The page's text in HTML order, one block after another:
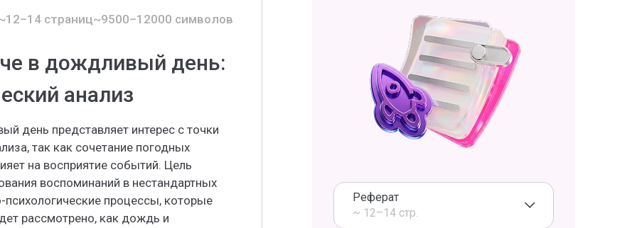
страниц~9500–12000 символов
в дождливый день:
анализ
день представляет интерес с точки
так как сочетание погодных
на восприятие событий. Цель
воспоминаний в нестандартных
психологические процессы, которые
рассмотрено, как дождь и
Реферат
~ 12–14 стр.